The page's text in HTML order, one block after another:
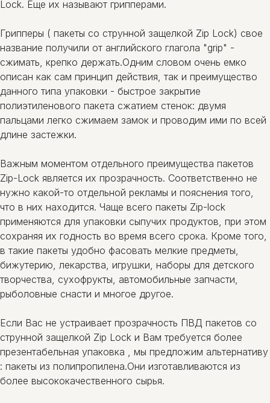
Lock. Еще их называют грипперами.
Грипперы ( пакеты со струнной защелкой Zip Lock) свое
название получили от английского глагола "grip" -
сжимать, крепко держать.Одним словом очень емко
описан как сам принцип действия, так и преимущество
данного типа упаковки - быстрое закрытие
полиэтиленового пакета сжатием стенок: двумя
пальцами легко сжимаем замок и проводим ими по всей
длине застежки.
Важным моментом отдельного преимущества пакетов
Zip-Lock является их прозрачность. Соответственно не
нужно какой-то отдельной рекламы и пояснения того,
что в них находится. Чаще всего пакеты Zip-lock
применяются для упаковки сыпучих продуктов, при этом
сохраняя их годность во время всего срока. Кроме того,
в такие пакеты удобно фасовать мелкие предметы,
бижутерию, лекарства, игрушки, наборы для детского
творчества, сухофрукты, автомобильные запчасти,
рыболовные снасти и многое другое.
Если Вас не устраивает прозрачность ПВД пакетов со
струнной защелкой Zip Lock и Вам требуется более
презентабельная упаковка , мы предложим альтернативу
: пакеты из полипропилена.Они изготавливаются из
более высококачественного сырья.